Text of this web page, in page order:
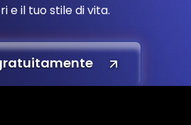
e il tuo stile di vita.